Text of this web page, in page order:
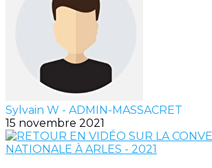
Sylvain W - ADMIN-MASSACRET
15 novembre 2021